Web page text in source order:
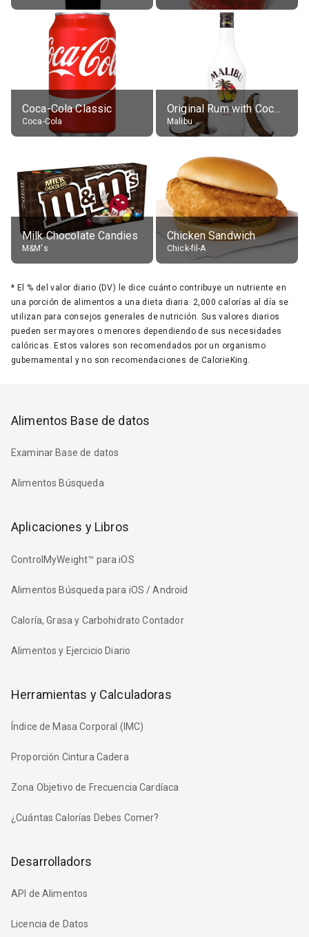
Coca-Cola Classic
Coca-Cola
Original Rum with Coconut Flavour (21% alc.)
Malibu
Milk Chocolate Candies
M&M's
Chicken Sandwich
Chick-fil-A
* El % del valor diario (DV) le dice cuánto contribuye un nutriente en
una porción de alimentos a una dieta diaria. 2,000 calorías al día se
utilizan para consejos generales de nutrición. Sus valores diarios
pueden ser mayores o menores dependiendo de sus necesidades
calóricas. Estos valores son recomendados por un organismo
gubernamental y no son recomendaciones de CalorieKing.
Alimentos Base de datos
Examinar Base de datos
Alimentos Búsqueda
Aplicaciones y Libros
ControlMyWeight™ para iOS
Alimentos Búsqueda para iOS / Android
Caloría, Grasa y Carbohidrato Contador
Alimentos y Ejercicio Diario
Herramientas y Calculadoras
Índice de Masa Corporal (IMC)
Proporción Cintura Cadera
Zona Objetivo de Frecuencia Cardíaca
¿Cuántas Calorías Debes Comer?
Desarrolladors
API de Alimentos
Licencia de Datos